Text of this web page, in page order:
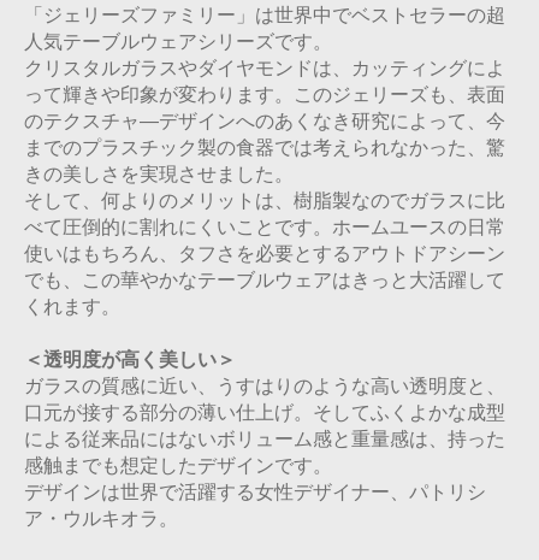
「ジェリーズファミリー」は世界中でベストセラーの超
人気テーブルウェアシリーズです。
クリスタルガラスやダイヤモンドは、カッティングによ
って輝きや印象が変わります。このジェリーズも、表面
のテクスチャ―デザインへのあくなき研究によって、今
までのプラスチック製の食器では考えられなかった、驚
きの美しさを実現させました。
そして、何よりのメリットは、樹脂製なのでガラスに比
べて圧倒的に割れにくいことです。ホームユースの日常
使いはもちろん、タフさを必要とするアウトドアシーン
でも、この華やかなテーブルウェアはきっと大活躍して
くれます。
＜透明度が高く美しい＞
ガラスの質感に近い、うすはりのような高い透明度と、
口元が接する部分の薄い仕上げ。そしてふくよかな成型
による従来品にはないボリューム感と重量感は、持った
感触までも想定したデザインです。
デザインは世界で活躍する女性デザイナー、パトリシ
ア・ウルキオラ。